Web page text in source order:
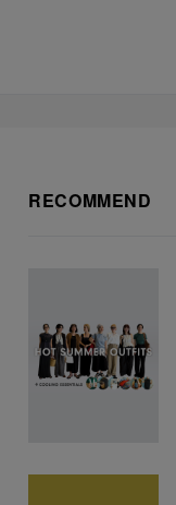
RECOMMEND